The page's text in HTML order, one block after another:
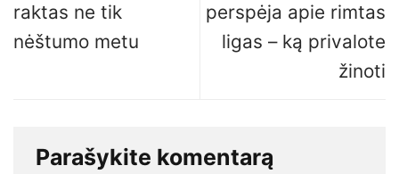
raktas ne tik
nėštumo metu
perspėja apie rimtas
ligas – ką privalote
žinoti
Parašykite komentarą